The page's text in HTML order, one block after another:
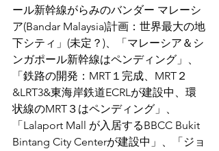
ール新幹線がらみのバンダー マレーシ
ア(Bandar Malaysia)計画：世界最大の地
下シティ」(未定？)、「マレーシア＆シ
ンガポール新幹線はペンディング」、
「鉄路の開発：MRT１完成、MRT２
&LRT3&東海岸鉄道ECRLが建設中、環
状線のMRT３はペンディング」、
「Lalaport Mall が入居するBBCC Bukit
Bintang City Centerが建設中」、「ジョ